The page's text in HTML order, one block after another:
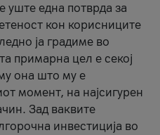
уште една потврда за
кон корисниците
ја градиме во
примарна цел е секој
она што му е
момент, на најсигурен
Зад ваквите
инвестиција во